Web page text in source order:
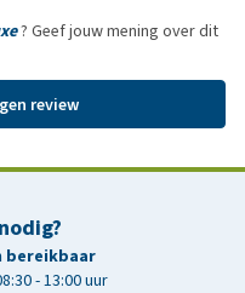
? Geef jouw mening over dit
review
bereikbaar
- 13:00 uur